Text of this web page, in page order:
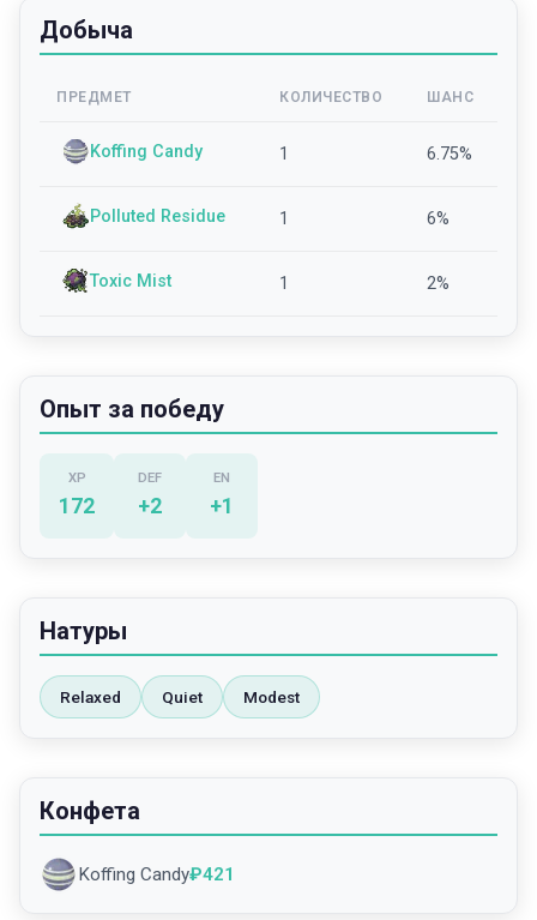
Добыча
ПРЕДМЕТ КОЛИЧЕСТВО ШАНС
Koffing Candy 1 6.75%
Polluted Residue 1 6%
Toxic Mist 1 2%
Опыт за победу
XP
172
DEF
+2
EN
+1
Натуры
Relaxed Quiet Modest
Конфета
Koffing Candy₽421